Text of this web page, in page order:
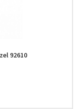
92610